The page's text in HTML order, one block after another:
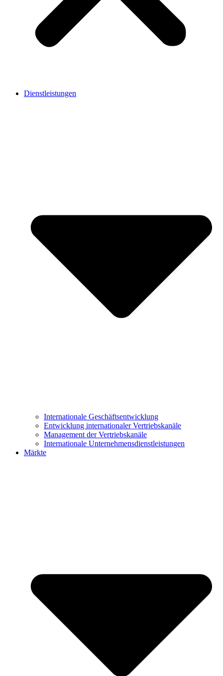
Dienstleistungen
Internationale Geschäftsentwicklung
Entwicklung internationaler Vertriebskanäle
Management der Vertriebskanäle
Internationale Unternehmensdienstleistungen
Märkte